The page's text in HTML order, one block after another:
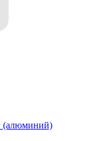
(алюминий)